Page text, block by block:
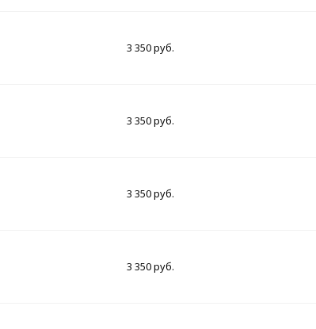
3 350 руб.
3 350 руб.
3 350 руб.
3 350 руб.